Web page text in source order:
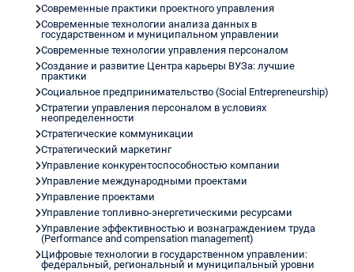
Современные практики проектного управления
Современные технологии анализа данных в
государственном и муниципальном управлении
Современные технологии управления персоналом
Cоздание и развитие Центра карьеры ВУЗа: лучшие
практики
Социальное предпринимательство (Social Entrepreneurship)
Стратегии управления персоналом в условиях
неопределенности
Стратегические коммуникации
Стратегический маркетинг
Управление конкурентоспособностью компании
Управление международными проектами
Управление проектами
Управление топливно-энергетическими ресурсами
Управление эффективностью и вознаграждением труда
(Performance and compensation management)
Цифровые технологии в государственном управлении:
федеральный, региональный и муниципальный уровни